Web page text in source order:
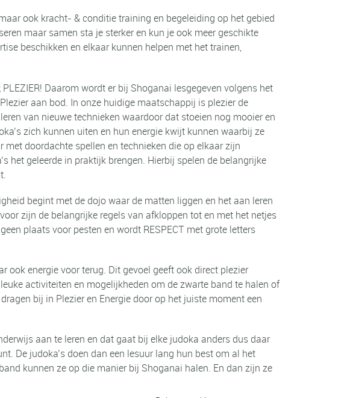
ook kracht- & conditie training en begeleiding op het gebied
maar samen sta je sterker en kun je ook meer geschikte
beschikken en elkaar kunnen helpen met het trainen,
Daarom wordt er bij Shoganai lesgegeven volgens het
aan bod. In onze huidige maatschappij is plezier de
van nieuwe technieken waardoor dat stoeien nog mooier en
zich kunnen uiten en hun energie kwijt kunnen waarbij ze
doordachte spellen en technieken die op elkaar zijn
het geleerde in praktijk brengen. Hierbij spelen de belangrijke
begint met de dojo waar de matten liggen en het aan leren
zijn de belangrijke regels van afkloppen tot en met het netjes
plaats voor pesten en wordt RESPECT met grote letters
ook energie voor terug. Dit gevoel geeft ook direct plezier
activiteiten en mogelijkheden om de zwarte band te halen of
bij in Plezier en Energie door op het juiste moment een
aan te leren en dat gaat bij elke judoka anders dus daar
De judoka’s doen dan een lesuur lang hun best om al het
kunnen ze op die manier bij Shoganai halen. En dan zijn ze